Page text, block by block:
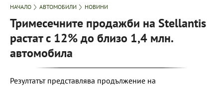
НАЧАЛО АВТОМОБИЛИ НОВИНИ
Тримесечните продажби на Stellantis
растат с 12% до близо 1,4 млн.
автомобила
Резултатът представлява продължение на